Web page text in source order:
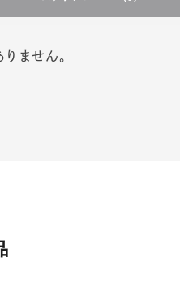
ません。